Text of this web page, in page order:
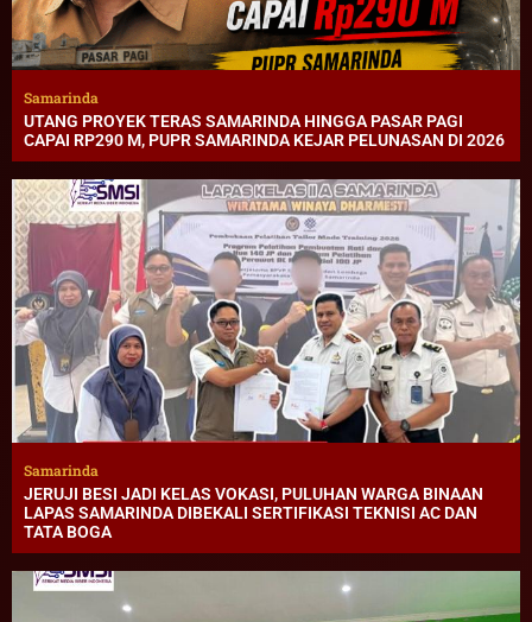
Samarinda
UTANG PROYEK TERAS SAMARINDA HINGGA PASAR PAGI
CAPAI RP290 M, PUPR SAMARINDA KEJAR PELUNASAN DI 2026
Samarinda
JERUJI BESI JADI KELAS VOKASI, PULUHAN WARGA BINAAN
LAPAS SAMARINDA DIBEKALI SERTIFIKASI TEKNISI AC DAN
TATA BOGA